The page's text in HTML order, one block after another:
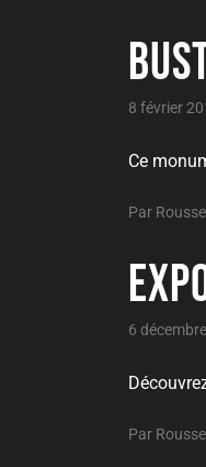
8 février
Ce
Par
6
Par